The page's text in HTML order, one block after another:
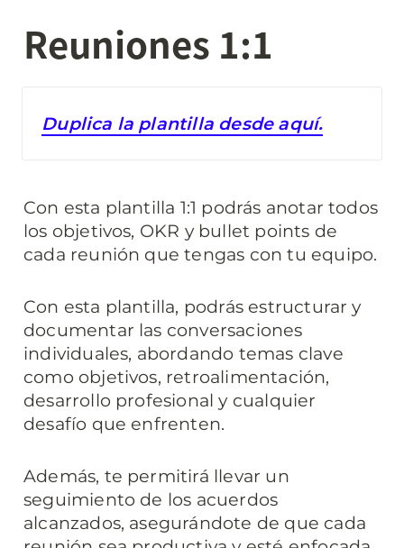
Reuniones 1:1
Duplica la plantilla desde aquí.
Con esta plantilla 1:1 podrás anotar todos
los objetivos, OKR y bullet points de
cada reunión que tengas con tu equipo.
Con esta plantilla, podrás estructurar y
documentar las conversaciones
individuales, abordando temas clave
como objetivos, retroalimentación,
desarrollo profesional y cualquier
desafío que enfrenten.
Además, te permitirá llevar un
seguimiento de los acuerdos
alcanzados, asegurándote de que cada